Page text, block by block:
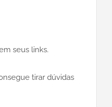
seus links.
tirar dúvidas